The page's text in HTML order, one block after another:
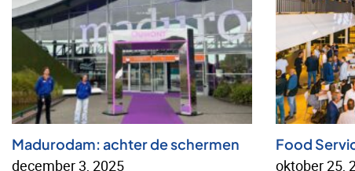
Madurodam: achter de schermen
december 3, 2025
Food
oktober 25,